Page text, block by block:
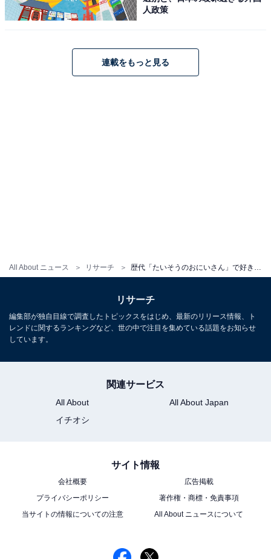
All About ニュース リサーチ
て研究し、日本初の親子体操博士と言われています。
跡的な早さで復活を果たした姿は、多くの人に希望を与
佐藤弘道に関する商品をAmazonで見る
※回答者からのコメントは原文ママです
この記事の筆者：福島 ゆき プロフィール
取材などのリポート記事も担当。All AboutおよびAll
About ニュースでのライター歴は6年。
人政策
連載をもっと見る
リサーチ
編集部が独自目線で調査したトピックスをはじめ、最新のリリース情報、ト
レンドに関するランキングなど、世の中で注目を集めている話題をお知らせ
しています。
関連サービス
All About
All About Japan
イチオシ
サイト情報
会社概要
広告掲載
プライバシーポリシー
著作権・商標・免責事項
当サイトの情報についての注意
All About ニュースについて